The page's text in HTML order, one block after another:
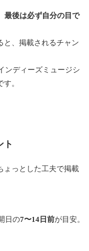
最後は必ず自分の目で
と、掲載されるチャン
ンディーズミュージシ
。
ト
ょっとした工夫で掲載
日の7〜14日前が目安。